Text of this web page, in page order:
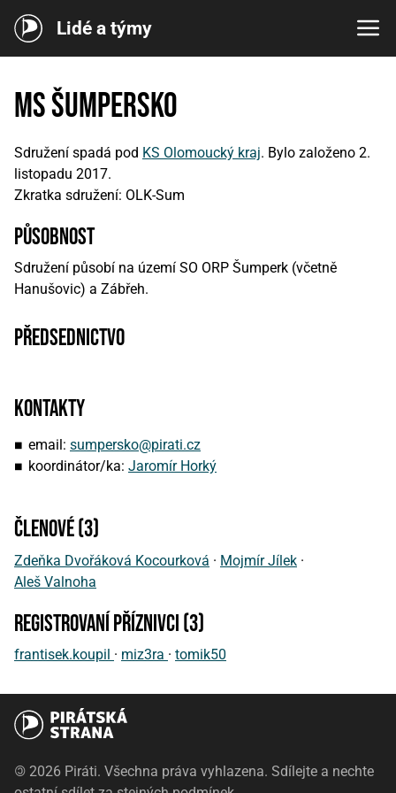
Lidé a týmy
MS Šumpersko
Sdružení spadá pod KS Olomoucký kraj. Bylo založeno 2.
listopadu 2017.
Zkratka sdružení: OLK-Sum
působnost
Sdružení působí na území SO ORP Šumperk (včetně
Hanušovic) a Zábřeh.
předsednictvo
Kontakty
email: sumpersko@pirati.cz
koordinátor/ka: Jaromír Horký
členové (3)
Zdeňka Dvořáková Kocourková · Mojmír Jílek ·
Aleš Valnoha
registrovaní příznivci (3)
frantisek.koupil · miz3ra · tomik50
© 2026 Piráti. Všechna práva vyhlazena. Sdílejte a nechte